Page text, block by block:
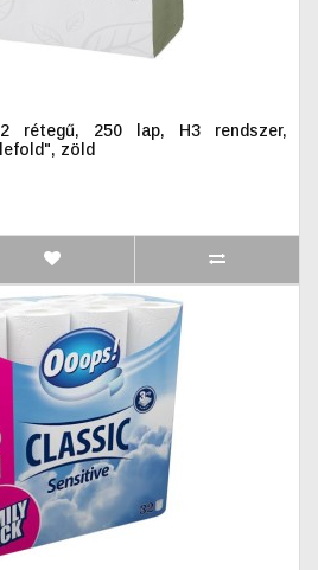
rétegű, 250 lap, H3 rendszer,
zöld